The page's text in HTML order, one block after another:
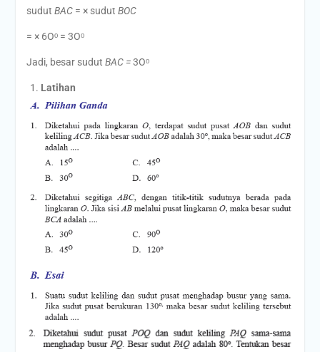
sudut BAC = × sudut BOC
= × 6Oᵒ = 3Oᵒ
Jadi, besar sudut BAC =3Oᵒ
Latihan